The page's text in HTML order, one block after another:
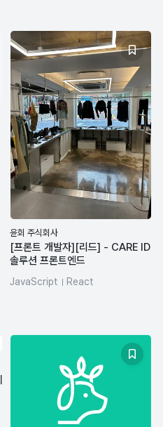
윤회 주식회사
[프론트 개발자][리드] - CARE ID
솔루션 프론트엔드
JavaScript
React